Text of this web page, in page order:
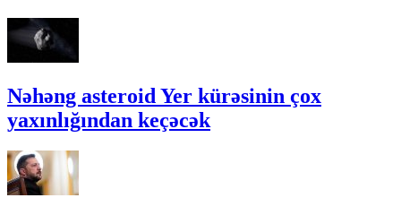
Nəhəng asteroid Yer kürəsinin çox
yaxınlığından keçəcək